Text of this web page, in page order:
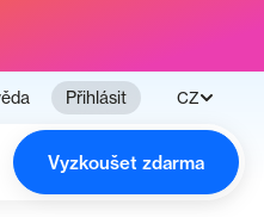
Přihlásit CZ
Vyzkoušet zdarma